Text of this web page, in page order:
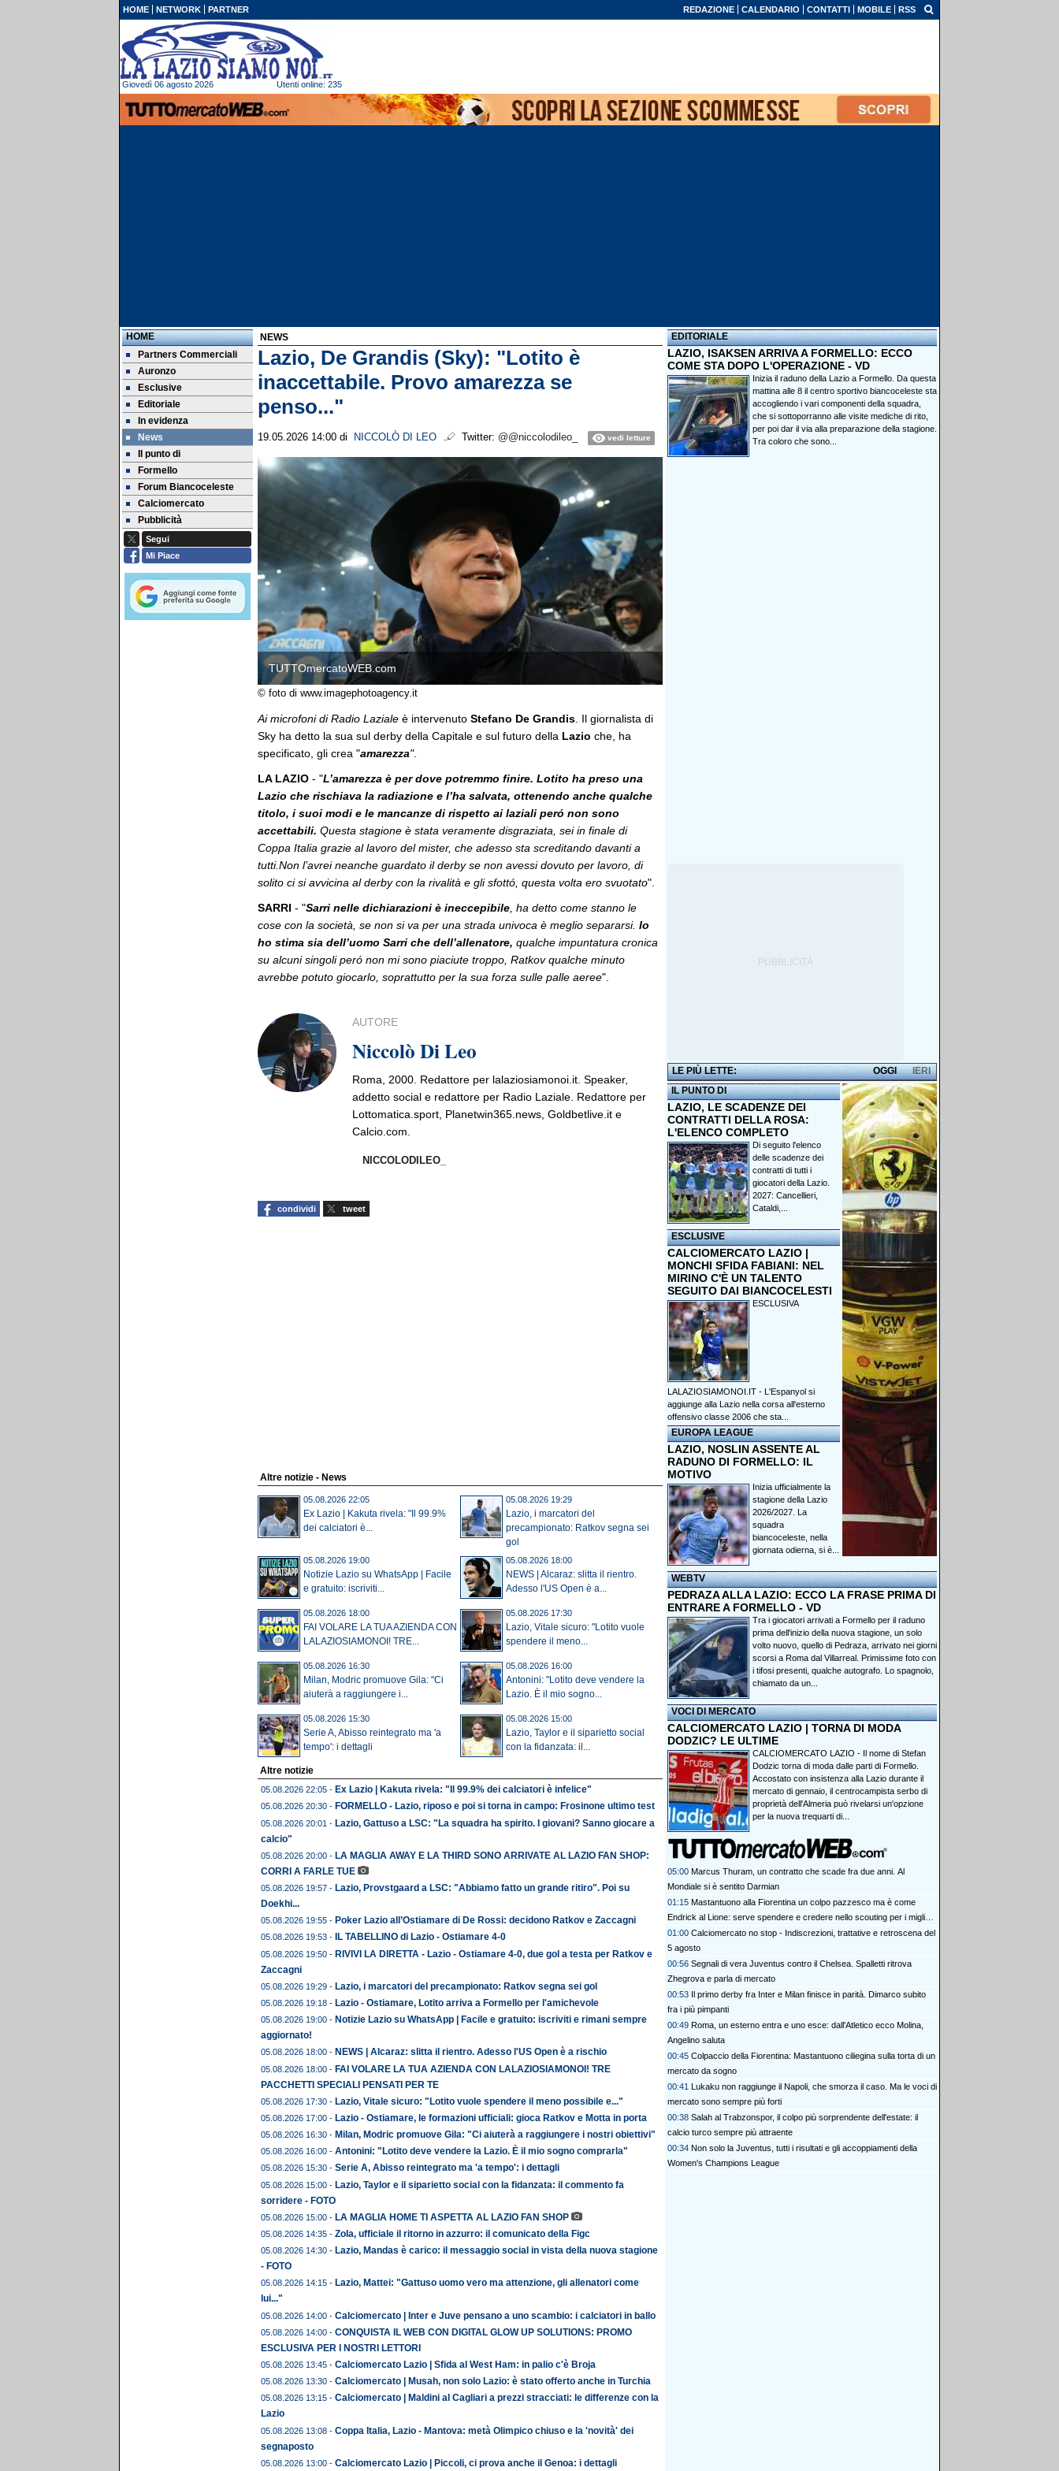
HOME NETWORK PARTNER REDAZIONE CALENDARIO CONTATTI MOBILE RSS
Giovedì 06 agosto 2026 Utenti online: 235
HOME
Partners Commerciali
Auronzo
Esclusive
Editoriale
In evidenza
News
Il punto di
Formello
Forum Biancoceleste
Calciomercato
Pubblicità
Segui
Mi Piace
NEWS
Lazio, De Grandis (Sky): "Lotito è
inaccettabile. Provo amarezza se
penso..."
19.05.2026 14:00 di NICCOLÒ DI LEO Twitter: @@niccolodileo_ vedi letture
TUTTOmercatoWEB.com
© foto di www.imagephotoagency.it
Ai microfoni di Radio Laziale è intervenuto Stefano De Grandis . Il giornalista di
Sky ha detto la sua sul derby della Capitale e sul futuro della Lazio che, ha
specificato, gli crea "amarezza".
LA LAZIO - "L’amarezza è per dove potremmo finire. Lotito ha preso una
Lazio che rischiava la radiazione e l’ha salvata, ottenendo anche qualche
titolo, i suoi modi e le mancanze di rispetto ai laziali peró non sono
accettabili. Questa stagione è stata veramente disgraziata, sei in finale di
Coppa Italia grazie al lavoro del mister, che adesso sta screditando davanti a
tutti.Non l’avrei neanche guardato il derby se non avessi dovuto per lavoro, di
solito ci si avvicina al derby con la rivalità e gli sfottó, questa volta ero svuotato".
SARRI - "Sarri nelle dichiarazioni è ineccepibile , ha detto come stanno le
cose con la società, se non si va per una strada univoca è meglio separarsi. Io
ho stima sia dell’uomo Sarri che dell’allenatore, qualche impuntatura cronica
su alcuni singoli peró non mi sono piaciute troppo, Ratkov qualche minuto
avrebbe potuto giocarlo, soprattutto per la sua forza sulle palle aeree".
AUTORE
Niccolò Di Leo
Roma, 2000. Redattore per lalaziosiamonoi.it. Speaker,
addetto social e redattore per Radio Laziale. Redattore per
Lottomatica.sport, Planetwin365.news, Goldbetlive.it e
Calcio.com.
NICCOLODILEO_
condividi tweet
Altre notizie - News
05.08.2026 22:05
Ex Lazio | Kakuta rivela: "Il 99.9%
dei calciatori è...
05.08.2026 19:29
Lazio, i marcatori del
precampionato: Ratkov segna sei
gol
05.08.2026 19:00
Notizie Lazio su WhatsApp | Facile
e gratuito: iscriviti...
05.08.2026 18:00
NEWS | Alcaraz: slitta il rientro.
Adesso l'US Open è a...
05.08.2026 18:00
FAI VOLARE LA TUA AZIENDA CON
LALAZIOSIAMONOI! TRE...
05.08.2026 17:30
Lazio, Vitale sicuro: "Lotito vuole
spendere il meno...
05.08.2026 16:30
Milan, Modric promuove Gila: "Ci
aiuterà a raggiungere i...
05.08.2026 16:00
Antonini: "Lotito deve vendere la
Lazio. È il mio sogno...
05.08.2026 15:30
Serie A, Abisso reintegrato ma 'a
tempo': i dettagli
05.08.2026 15:00
Lazio, Taylor e il siparietto social
con la fidanzata: il...
Altre notizie
05.08.2026 22:05 - Ex Lazio | Kakuta rivela: "Il 99.9% dei calciatori è infelice"
05.08.2026 20:30 - FORMELLO - Lazio, riposo e poi si torna in campo: Frosinone ultimo test
05.08.2026 20:01 - Lazio, Gattuso a LSC: "La squadra ha spirito. I giovani? Sanno giocare a
calcio"
05.08.2026 20:00 - LA MAGLIA AWAY E LA THIRD SONO ARRIVATE AL LAZIO FAN SHOP:
CORRI A FARLE TUE
05.08.2026 19:57 - Lazio, Provstgaard a LSC: "Abbiamo fatto un grande ritiro". Poi su
Doekhi...
05.08.2026 19:55 - Poker Lazio all’Ostiamare di De Rossi: decidono Ratkov e Zaccagni
05.08.2026 19:53 - IL TABELLINO di Lazio - Ostiamare 4-0
05.08.2026 19:50 - RIVIVI LA DIRETTA - Lazio - Ostiamare 4-0, due gol a testa per Ratkov e
Zaccagni
05.08.2026 19:29 - Lazio, i marcatori del precampionato: Ratkov segna sei gol
05.08.2026 19:18 - Lazio - Ostiamare, Lotito arriva a Formello per l'amichevole
05.08.2026 19:00 - Notizie Lazio su WhatsApp | Facile e gratuito: iscriviti e rimani sempre
aggiornato!
05.08.2026 18:00 - NEWS | Alcaraz: slitta il rientro. Adesso l'US Open è a rischio
05.08.2026 18:00 - FAI VOLARE LA TUA AZIENDA CON LALAZIOSIAMONOI! TRE
PACCHETTI SPECIALI PENSATI PER TE
05.08.2026 17:30 - Lazio, Vitale sicuro: "Lotito vuole spendere il meno possibile e..."
05.08.2026 17:00 - Lazio - Ostiamare, le formazioni ufficiali: gioca Ratkov e Motta in porta
05.08.2026 16:30 - Milan, Modric promuove Gila: "Ci aiuterà a raggiungere i nostri obiettivi"
05.08.2026 16:00 - Antonini: "Lotito deve vendere la Lazio. È il mio sogno comprarla"
05.08.2026 15:30 - Serie A, Abisso reintegrato ma 'a tempo': i dettagli
05.08.2026 15:00 - Lazio, Taylor e il siparietto social con la fidanzata: il commento fa
sorridere - FOTO
05.08.2026 15:00 - LA MAGLIA HOME TI ASPETTA AL LAZIO FAN SHOP
05.08.2026 14:35 - Zola, ufficiale il ritorno in azzurro: il comunicato della Figc
05.08.2026 14:30 - Lazio, Mandas è carico: il messaggio social in vista della nuova stagione
- FOTO
05.08.2026 14:15 - Lazio, Mattei: "Gattuso uomo vero ma attenzione, gli allenatori come
lui..."
05.08.2026 14:00 - Calciomercato | Inter e Juve pensano a uno scambio: i calciatori in ballo
05.08.2026 14:00 - CONQUISTA IL WEB CON DIGITAL GLOW UP SOLUTIONS: PROMO
ESCLUSIVA PER I NOSTRI LETTORI
05.08.2026 13:45 - Calciomercato Lazio | Sfida al West Ham: in palio c'è Broja
05.08.2026 13:30 - Calciomercato | Musah, non solo Lazio: è stato offerto anche in Turchia
05.08.2026 13:15 - Calciomercato | Maldini al Cagliari a prezzi stracciati: le differenze con la
Lazio
05.08.2026 13:08 - Coppa Italia, Lazio - Mantova: metà Olimpico chiuso e la 'novità' dei
segnaposto
05.08.2026 13:00 - Calciomercato Lazio | Piccoli, ci prova anche il Genoa: i dettagli
EDITORIALE
LAZIO, ISAKSEN ARRIVA A FORMELLO: ECCO
COME STA DOPO L'OPERAZIONE - VD
Inizia il raduno della Lazio a Formello. Da questa
mattina alle 8 il centro sportivo biancoceleste sta
accogliendo i vari componenti della squadra,
che si sottoporranno alle visite mediche di rito,
per poi dar il via alla preparazione della stagione.
Tra coloro che sono...
LE PIÙ LETTE: IERI
OGGI
IL PUNTO DI
LAZIO, LE SCADENZE DEI
CONTRATTI DELLA ROSA:
L'ELENCO COMPLETO
Di seguito l'elenco
delle scadenze dei
contratti di tutti i
giocatori della Lazio.
2027: Cancellieri,
Cataldi,...
ESCLUSIVE
CALCIOMERCATO LAZIO |
MONCHI SFIDA FABIANI: NEL
MIRINO C'È UN TALENTO
SEGUITO DAI BIANCOCELESTI
ESCLUSIVA
LALAZIOSIAMONOI.IT - L'Espanyol si
aggiunge alla Lazio nella corsa all'esterno
offensivo classe 2006 che sta...
EUROPA LEAGUE
LAZIO, NOSLIN ASSENTE AL
RADUNO DI FORMELLO: IL
MOTIVO
Inizia ufficialmente la
stagione della Lazio
2026/2027. La
squadra
biancoceleste, nella
giornata odierna, si è...
WEBTV
PEDRAZA ALLA LAZIO: ECCO LA FRASE PRIMA DI
ENTRARE A FORMELLO - VD
Tra i giocatori arrivati a Formello per il raduno
prima dell'inizio della nuova stagione, un solo
volto nuovo, quello di Pedraza, arrivato nei giorni
scorsi a Roma dal Villarreal. Primissime foto con
i tifosi presenti, qualche autografo. Lo spagnolo,
chiamato da un...
VOCI DI MERCATO
CALCIOMERCATO LAZIO | TORNA DI MODA
DODZIC? LE ULTIME
CALCIOMERCATO LAZIO - Il nome di Stefan
Dodzic torna di moda dalle parti di Formello.
Accostato con insistenza alla Lazio durante il
mercato di gennaio, il centrocampista serbo di
proprietà dell'Almeria può rivelarsi un'opzione
per la nuova trequarti di...
05:00 Marcus Thuram, un contratto che scade fra due anni. Al
Mondiale si è sentito Darmian
01:15 Mastantuono alla Fiorentina un colpo pazzesco ma è come
Endrick al Lione: serve spendere e credere nello scouting per i migliori
talenti. Giovani italiani: attenzione perché qualcosa sta cambiando
davvero
01:00 Calciomercato no stop - Indiscrezioni, trattative e retroscena del
5 agosto
00:56 Segnali di vera Juventus contro il Chelsea. Spalletti ritrova
Zhegrova e parla di mercato
00:53 Il primo derby fra Inter e Milan finisce in parità. Dimarco subito
fra i più pimpanti
00:49 Roma, un esterno entra e uno esce: dall'Atletico ecco Molina,
Angelino saluta
00:45 Colpaccio della Fiorentina: Mastantuono ciliegina sulla torta di un
mercato da sogno
00:41 Lukaku non raggiunge il Napoli, che smorza il caso. Ma le voci di
mercato sono sempre più forti
00:38 Salah al Trabzonspor, il colpo più sorprendente dell'estate: il
calcio turco sempre più attraente
00:34 Non solo la Juventus, tutti i risultati e gli accoppiamenti della
Women's Champions League